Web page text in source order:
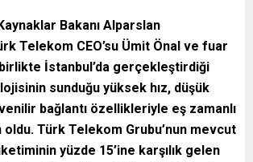
Bakanı Alparslan
Telekom CEO’su Ümit Önal ve fuar
birlikte İstanbul’da gerçekleştirdiği
sunduğu yüksek hız, düşük
bağlantı özellikleriyle eş zamanlı
Türk Telekom Grubu’nun mevcut
yüzde 15’ine karşılık gelen